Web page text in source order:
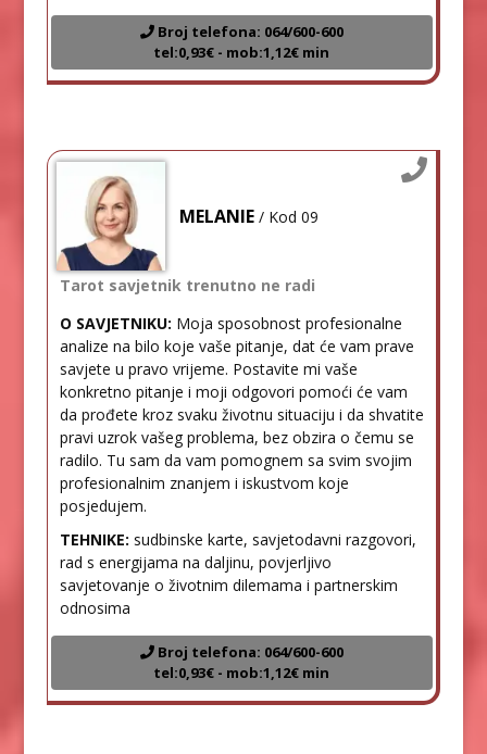
Broj telefona: 064/600-600
tel:0,93€ - mob:1,12€ min
MELANIE / Kod 09
Tarot savjetnik trenutno ne radi
O SAVJETNIKU: Moja sposobnost profesionalne
analize na bilo koje vaše pitanje, dat će vam prave
savjete u pravo vrijeme. Postavite mi vaše
konkretno pitanje i moji odgovori pomoći će vam
da prođete kroz svaku životnu situaciju i da shvatite
pravi uzrok vašeg problema, bez obzira o čemu se
radilo. Tu sam da vam pomognem sa svim svojim
profesionalnim znanjem i iskustvom koje
posjedujem.
TEHNIKE: sudbinske karte, savjetodavni razgovori,
rad s energijama na daljinu, povjerljivo
savjetovanje o životnim dilemama i partnerskim
odnosima
Broj telefona: 064/600-600
tel:0,93€ - mob:1,12€ min